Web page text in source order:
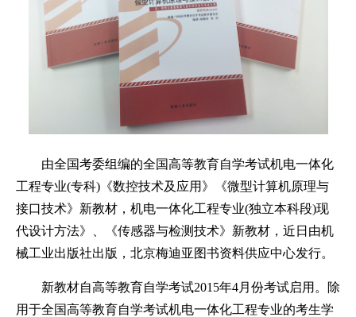
由全国考委组编的全国高等教育自学考试机电一体化
工程专业(专科)《数控技术及应用》《微型计算机原理与
接口技术》新教材，机电一体化工程专业(独立本科段)现
代设计方法》、《传感器与检测技术》新教材，近日由机
械工业出版社出版，北京梅迪亚图书资料供应中心发行。
新教材自高等教育自学考试2015年4月份考试启用。除
用于全国高等教育自学考试机电一体化工程专业的考生学